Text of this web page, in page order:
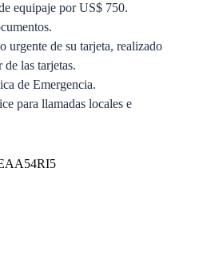
equipaje por US$ 750.
urgente de su tarjeta, realizado
las tarjetas.
de Emergencia.
para llamadas locales e
aprobada.